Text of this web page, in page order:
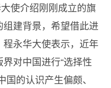
使介绍刚刚成立的旗
建背景，希望借此进
永华大使表示，近年
对中国进行“选择性
的认识产生偏颇、